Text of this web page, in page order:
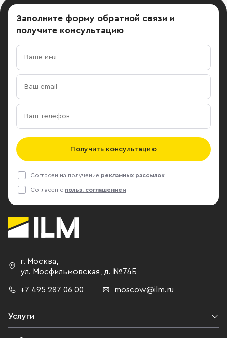
Заполните форму обратной связи и
получите консультацию
Получить консультацию
Согласен на получение рекламных рассылок
Согласен с польз. соглашением
г. Москва,
ул. Мосфильмовская, д. №74Б
+7 495 287 06 00 moscow@ilm.ru
Услуги